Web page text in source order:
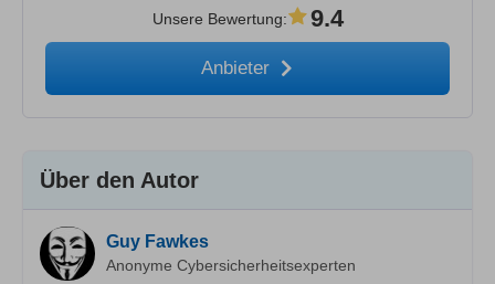
Unsere Bewertung: 9.4
Anbieter
Über den Autor
Guy Fawkes
Anonyme Cybersicherheitsexperten